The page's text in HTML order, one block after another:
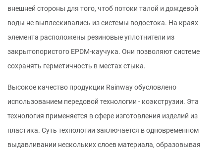
внешней стороны для того, чтоб потоки талой и дождевой
воды не выплескивались из системы водостока. На краях
элемента расположены резиновые уплотнители из
закрытопористого EPDM-каучука. Они позволяют системе
сохранять герметичность в местах стыка.
Высокое качество продукции Rainway обусловлено
использованием передовой технологии - коэкструзии. Эта
технология применяется в сфере изготовления изделий из
пластика. Суть технологии заключается в одновременном
выдавливании нескольких слоев материала, образовывая